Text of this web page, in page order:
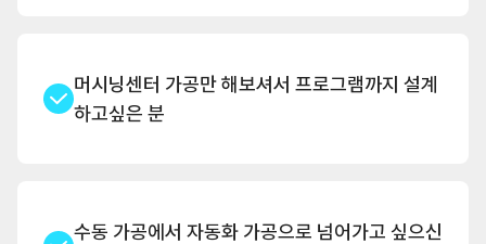
머시닝센터 가공만 해보셔서 프로그램까지 설계
하고싶은 분
수동 가공에서 자동화 가공으로 넘어가고 싶으신